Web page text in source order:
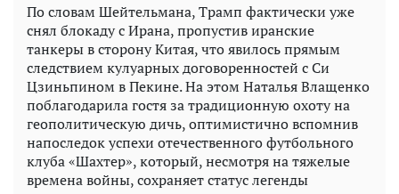
По словам Шейтельмана, Трамп фактически уже
снял блокаду с Ирана, пропустив иранские
танкеры в сторону Китая, что явилось прямым
следствием кулуарных договоренностей с Си
Цзиньпином в Пекине. На этом Наталья Влащенко
поблагодарила гостя за традиционную охоту на
геополитическую дичь, оптимистично вспомнив
напоследок успехи отечественного футбольного
клуба «Шахтер», который, несмотря на тяжелые
времена войны, сохраняет статус легенды